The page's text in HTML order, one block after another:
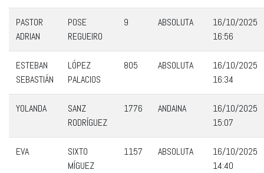
PASTOR
ADRIAN
POSE
REGUEIRO
9 ABSOLUTA
16/10/2025
16:56
ESTEBAN
SEBASTIÁN
LÓPEZ
PALACIOS
805 ABSOLUTA
16/10/2025
16:34
YOLANDA
SANZ
RODRÍGUEZ
1776 ANDAINA
16/10/2025
15:07
EVA
SIXTO
MÍGUEZ
1157 ABSOLUTA
16/10/2025
14:40